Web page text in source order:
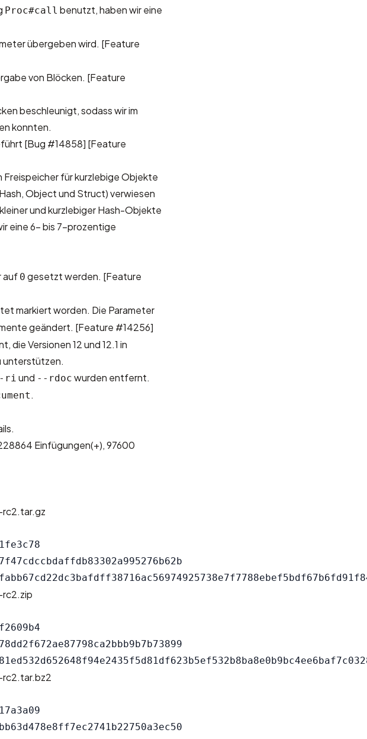
Proc#call benutzt, haben wir eine
übergeben wird. [Feature
von Blöcken. [Feature
beschleunigt, sodass wir im
konnten.
[Bug #14858] [Feature
für kurzlebige Objekte
Object und Struct) verwiesen
und kurzlebiger Hash-Objekte
eine 6- bis 7-prozentige
auf 0 gesetzt werden. [Feature
markiert worden. Die Parameter
geändert. [Feature #14256]
die Versionen 12 und 12.1 in
unterstützen.
ri und --rdoc wurden entfernt.
.
Einfügungen(+), 97600